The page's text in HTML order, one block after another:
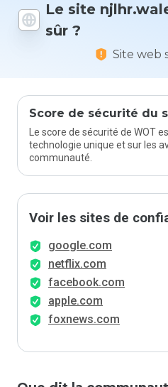
Le site
sûr ?
Site web
Score de sécurité du
Le score de sécurité de WOT
technologie unique et sur les
communauté.
Voir les sites de
google.com
netflix.com
facebook.com
apple.com
foxnews.com